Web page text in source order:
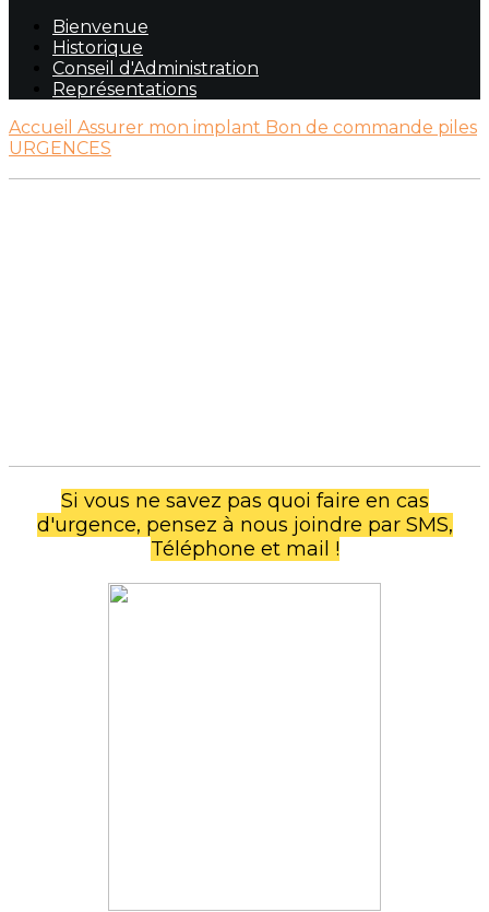
Bienvenue
Historique
Conseil d'Administration
Représentations
Accueil Assurer mon implant Bon de commande piles
URGENCES
Si vous ne savez pas quoi faire en cas
d'urgence, pensez à nous joindre par SMS,
Téléphone et mail !